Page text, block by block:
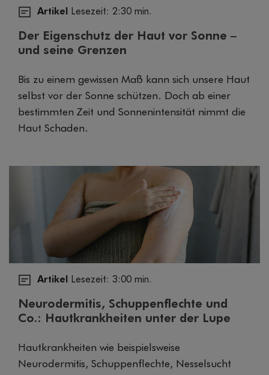
Artikel Lesezeit: 2:30 min.
Der Eigenschutz der Haut vor Sonne –
und seine Grenzen
Bis zu einem gewissen Maß kann sich unsere Haut
selbst vor der Sonne schützen. Doch ab einer
bestimmten Zeit und Sonnenintensität nimmt die
Haut Schaden.
Artikel Lesezeit: 3:00 min.
Neurodermitis, Schuppenflechte und
Co.: Hautkrankheiten unter der Lupe
Hautkrankheiten wie beispielsweise
Neurodermitis, Schuppenflechte, Nesselsucht